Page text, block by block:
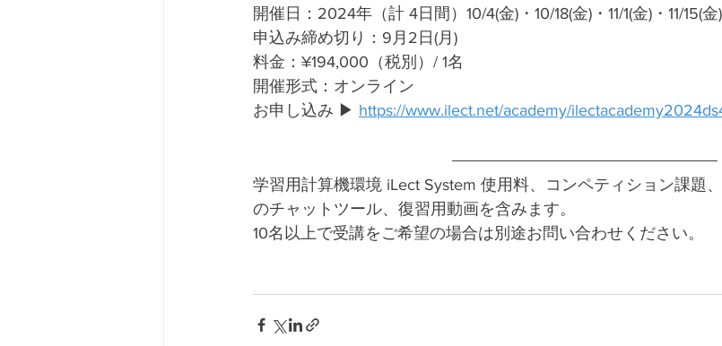
開催日：2024年（計 4日間）10/4(金)・10/18(金)・11/1(金)・11/15(金)
申込み締め切り：9月2日(月)
料金：¥194,000（税別）/ 1名
開催形式：オンライン
お申し込み ▶︎ https://www.ilect.net/academy/
学習用計算機環境 iLect System 使用料、コンペティション課題
のチャットツール、復習用動画を含みます。
10名以上で受講をご希望の場合は別途お問い合わせください。